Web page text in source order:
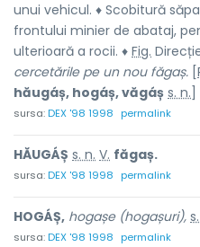
unui vehicul. ♦ Scobitură
frontului minier de abataj,
ulterioară a rocii. ♦ Fig.
cercetările pe un nou făgaș.
hăugáș, hogáș, văgáș s. n.
sursa:DEX '98 1998 permalink
HĂUGÁȘ s. n. V. făgaș.
sursa:DEX '98 1998 permalink
HOGÁȘ, hogașe (hogașuri),
sursa:DEX '98 1998 permalink